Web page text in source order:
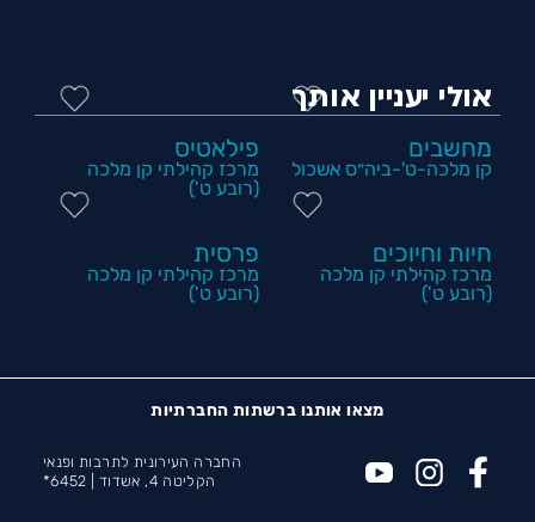
אולי יעניין אותך
מחשבים
קן מלכה-ט'-ביה״ס אשכול
פילאטיס
מרכז קהילתי קן מלכה
(רובע ט')
חיות וחיוכים
מרכז קהילתי קן מלכה
(רובע ט')
פרסית
מרכז קהילתי קן מלכה
(רובע ט')
מצאו אותנו ברשתות החברתיות
החברה העירונית לתרבות ופנאי
הקליטה 4, אשדוד |
6452*